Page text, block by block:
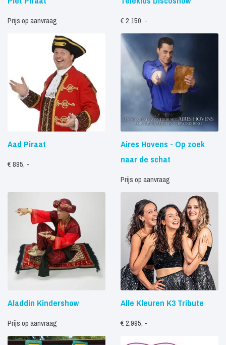
Prijs op aanvraag € 2.150, -
Aad Piraat
€ 895, -
Aires Hovens - Op zoek
naar de schat
Prijs op aanvraag
Aladdin Kindershow
Prijs op aanvraag
Alle Kleuren K3 Tribute
€ 2.995, -